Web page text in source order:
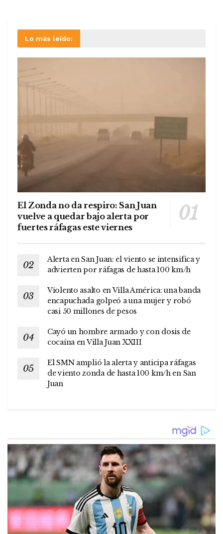
Lo más leído:
El Zonda no da respiro: San Juan
vuelve a quedar bajo alerta por
fuertes ráfagas este viernes
Alerta en San Juan: el viento se intensifica y
advierten por ráfagas de hasta 100 km/h
Violento asalto en Villa América: una banda
encapuchada golpeó a una mujer y robó
casi 50 millones de pesos
Cayó un hombre armado y con dosis de
cocaína en Villa Juan XXIII
El SMN amplió la alerta y anticipa ráfagas
de viento zonda de hasta 100 km/h en San
Juan